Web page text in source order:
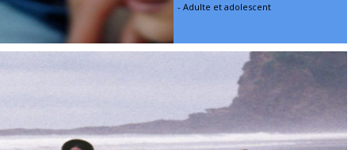
- Adulte et adolescent